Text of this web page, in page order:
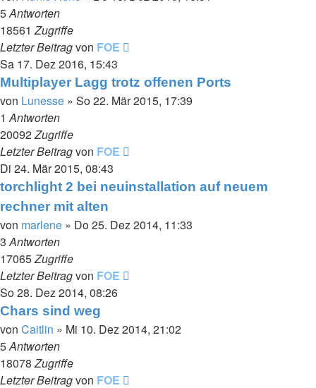
5Antworten
18561Zugriffe
Letzter Beitragvon FOE
Sa 17. Dez 2016, 15:43
Multiplayer Lagg trotz offenen Ports
von Lunesse » So 22. Mär 2015, 17:39
1Antworten
20092Zugriffe
Letzter Beitragvon FOE
Di 24. Mär 2015, 08:43
torchlight 2 bei neuinstallation auf neuem
rechner mit alten
von marlene » Do 25. Dez 2014, 11:33
3Antworten
17065Zugriffe
Letzter Beitragvon FOE
So 28. Dez 2014, 08:26
Chars sind weg
von Caitlin » Mi 10. Dez 2014, 21:02
5Antworten
18078Zugriffe
Letzter Beitragvon FOE